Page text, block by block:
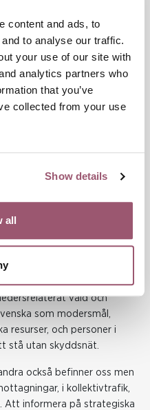
content and ads, to
to analyse our traffic.
your use of our site with
analytics partners who
that you’ve
collected from your use
Show details
all
65 års ålder omfattas av
som har störst
våldet inom
men
över 65 års ålder
Jämställdhetsmyndigheten,
och våldsutövare även
"tantjourer" som etableras
når hbtqi-
våld och
som modersmål,
resurser, och personer i
stå utan skyddsnät.
också befinner oss men
i kollektivtrafik,
Att informera på strategiska